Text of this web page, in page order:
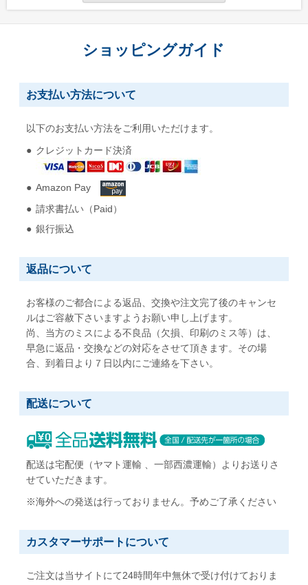
ショッピングガイド
お支払い方法について
以下のお支払い方法をご利用いただけます。
クレジットカード決済
Amazon Pay
請求書払い（Paid）
銀行振込
返品について
お客様のご都合による返品、交換や注文完了後のキャンセ
ルはご容赦下さいますようお願い申し上げます。
尚、当方のミスによる不良品（欠損、印刷のミス等）は、
早急に返品・交換などの対応をさせて頂きます。その場
合、到着日より７日以内にご連絡を下さい。
配送について
配送は宅配便（ヤマト運輸 、一部西濃運輸）よりお送りさ
せていただきます。
※海外への発送は行っておりません。予めご了承ください
カスタマーサポートについて
ご注文は当サイトにて24時間年中無休で受け付けておりま